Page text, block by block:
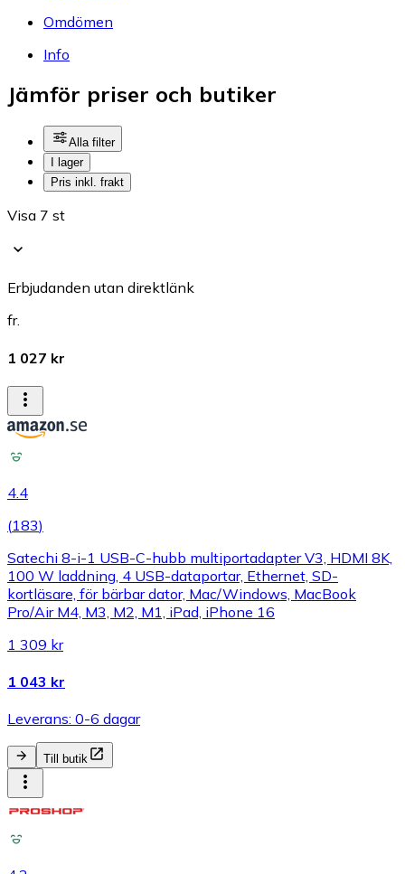
Omdömen
Info
Jämför priser och butiker
Alla filter
I lager
Pris inkl. frakt
Visa 7 st
Erbjudanden utan direktlänk
fr.
1 027 kr
4.4
(183)
Satechi 8-i-1 USB-C-hubb multiportadapter V3, HDMI 8K,
100 W laddning, 4 USB-dataportar, Ethernet, SD-
kortläsare, för bärbar dator, Mac/Windows, MacBook
Pro/Air M4, M3, M2, M1, iPad, iPhone 16
1 309 kr
1 043 kr
Leverans: 0-6 dagar
Till butik